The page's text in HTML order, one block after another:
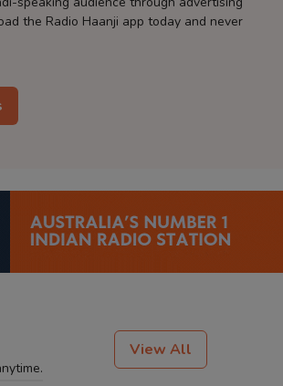
the Radio Haanji app today and never
View All